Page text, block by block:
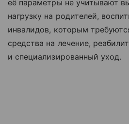
её параметры не учитывают
нагрузку на родителей,
инвалидов, которым
средства на лечение,
и специализированный уход.